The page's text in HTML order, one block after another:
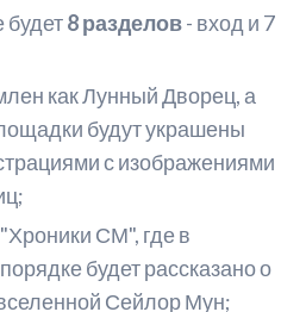
будет8 разделов- вход и 7
как Лунный Дворец, а
будут украшены
с изображениями
СМ", где в
будет рассказано о
Сейлор Мун;